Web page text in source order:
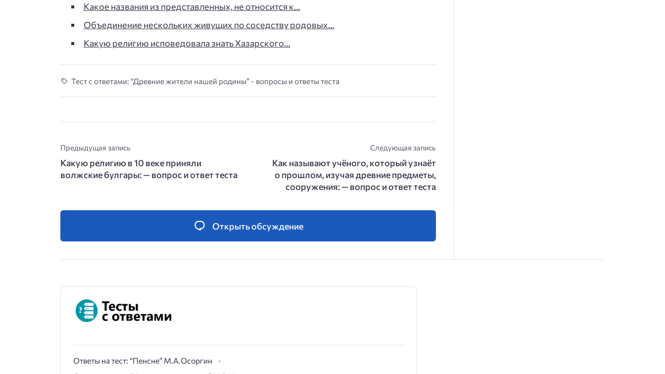
Какое названия из представленных, не относится к…
Объединение нескольких живущих по соседству родовых…
Какую религию исповедовала знать Хазарского…
Тест с ответами: “Древние жители нашей родины” - вопросы и ответы теста
Предыдущая запись
Какую религию в 10 веке приняли
волжские булгары: — вопрос и ответ теста
Следующая запись
Как называют учёного, который узнаёт
о прошлом, изучая древние предметы,
сооружения: — вопрос и ответ теста
Открыть обсуждение
Ответы на тест: “Пенсне” М.А.Осоргин